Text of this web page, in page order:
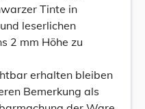
Tinte in
leserlichen
2 mm Höhe zu
erhalten bleiben
Bemerkung als